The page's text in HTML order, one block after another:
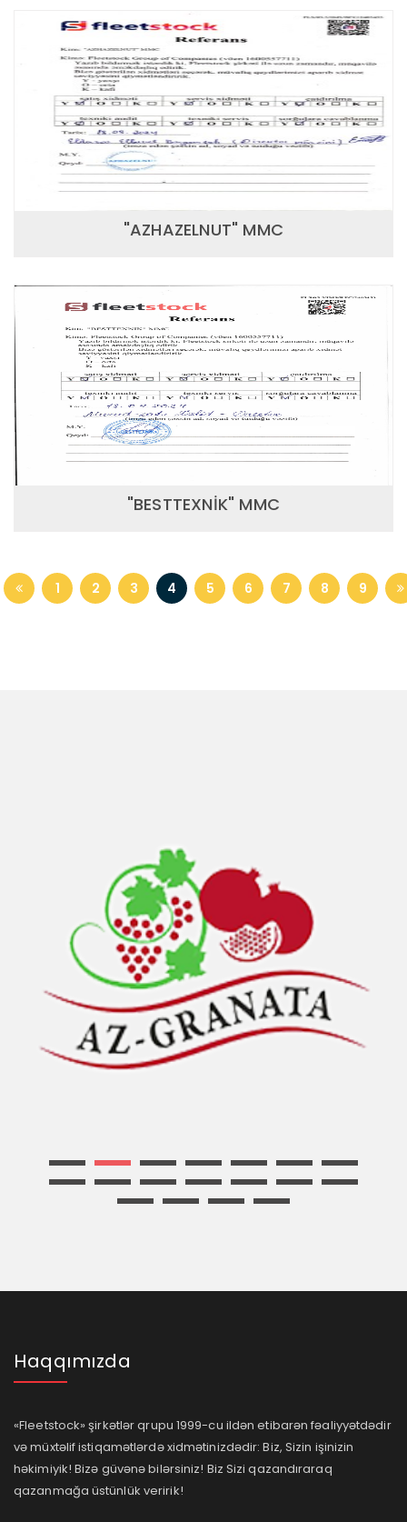
"AZHAZELNUT" MMC
"BESTTEXNİK" MMC
1 2 3 4 5 6 7 8 9
Haqqımızda
«Fleetstock» şirkətlər qrupu 1999-cu ildən etibarən fəaliyyətdədir
və müxtəlif istiqamətlərdə xidmətinizdədir: Biz, Sizin işinizin
həkimiyik! Bizə güvənə bilərsiniz! Biz Sizi qazandıraraq
qazanmağa üstünlük veririk!